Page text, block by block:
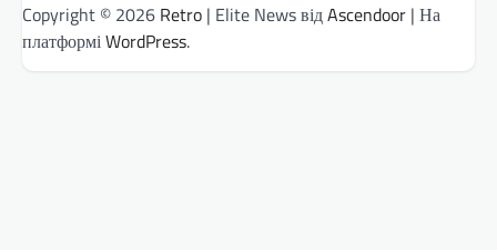
Copyright © 2026 Retro | Elite News відAscendoor | На
платформіWordPress.